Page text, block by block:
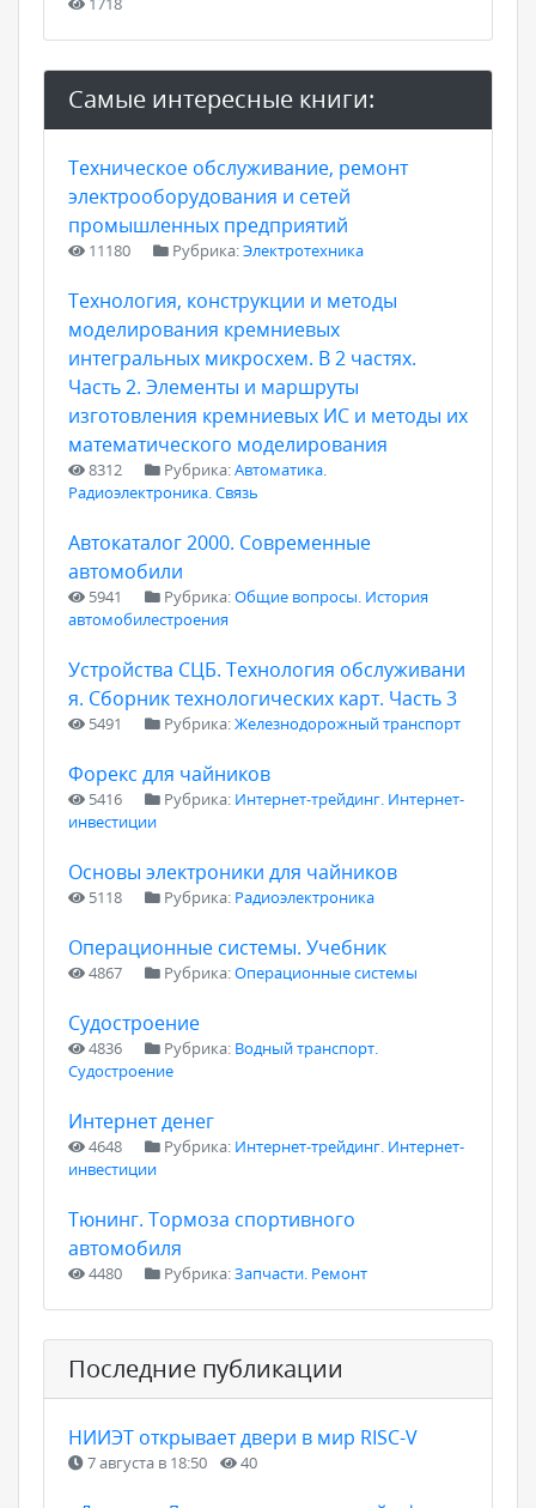
Самые интересные книги:
Техническое обслуживание, ремонт
электрооборудования и сетей
промышленных предприятий
11180 Рубрика:Электротехника
Технология, конструкции и методы
моделирования кремниевых
интегральных микросхем. В 2 частях.
Часть 2. Элементы и маршруты
изготовления кремниевых ИС и методы их
математического моделирования
8312 Рубрика:Автоматика.
Радиоэлектроника. Связь
Автокаталог 2000. Современные
автомобили
5941 Рубрика:Общие вопросы. История
автомобилестроения
Устройства СЦБ. Технология обслуживани
я. Сборник технологических карт. Часть 3
5491 Рубрика:Железнодорожный транспорт
Форекс для чайников
5416 Рубрика: Интернет-трейдинг. Интернет-
инвестиции
Основы электроники для чайников
5118 Рубрика: Радиоэлектроника
Операционные системы. Учебник
4867 Рубрика:Операционные системы
Судостроение
4836 Рубрика: Водный транспорт.
Судостроение
Интернет денег
4648 Рубрика: Интернет-трейдинг. Интернет-
инвестиции
Тюнинг. Тормоза спортивного
автомобиля
4480 Рубрика:Запчасти. Ремонт
Последние публикации
НИИЭТ открывает двери в мир RISC-V
7 августа в 18:50 40